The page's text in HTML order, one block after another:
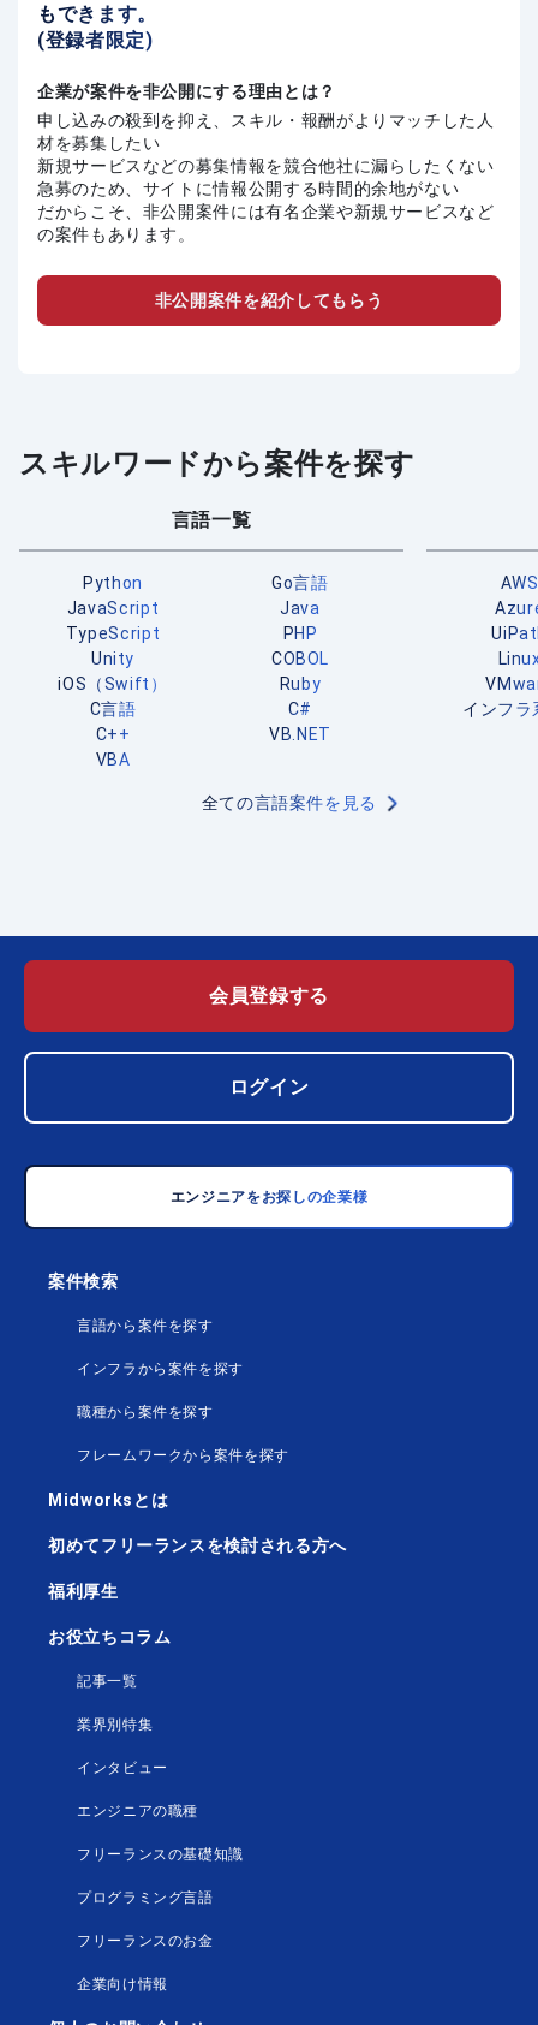
もできます。
(登録者限定)
企業が案件を非公開にする理由とは？
申し込みの殺到を抑え、スキル・報酬がよりマッチした人
材を募集したい
新規サービスなどの募集情報を競合他社に漏らしたくない
急募のため、サイトに情報公開する時間的余地がない
だからこそ、非公開案件には有名企業や新規サービスなど
の案件もあります。
非公開案件を紹介してもらう
スキルワードから案件を探す
言語一覧
Python
Go言語
JavaScript
Java
TypeScript
PHP
Unity
COBOL
iOS（Swift）
Ruby
C言語
C#
C++
VB.NET
VBA
全ての言語案件を見る
AWS
インフラ
会員登録する
ログイン
エンジニアをお探しの企業様
案件検索
言語から案件を探す
インフラから案件を探す
職種から案件を探す
フレームワークから案件を探す
Midworksとは
初めてフリーランスを検討される方へ
福利厚生
お役立ちコラム
記事一覧
業界別特集
インタビュー
エンジニアの職種
フリーランスの基礎知識
プログラミング言語
フリーランスのお金
企業向け情報